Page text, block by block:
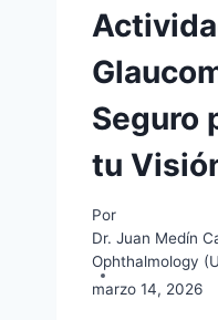
Seguro
tu
Por
Dr. Juan Medín
Ophthalmology
marzo 14, 2026